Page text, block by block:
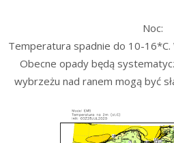
Noc:
Temperatura spadnie do 10-16*C.
Obecne opady będą
wybrzeżu nad ranem mogą być